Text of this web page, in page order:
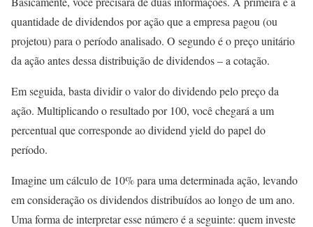
quantidade de dividendos por ação que a empresa pagou (ou
projetou) para o período analisado. O segundo é o preço unitário
da ação antes dessa distribuição de dividendos – a cotação.
Em seguida, basta dividir o valor do dividendo pelo preço da
ação. Multiplicando o resultado por 100, você chegará a um
percentual que corresponde ao dividend yield do papel do
período.
Imagine um cálculo de 10% para uma determinada ação, levando
em consideração os dividendos distribuídos ao longo de um ano.
Uma forma de interpretar esse número é a seguinte: quem investe